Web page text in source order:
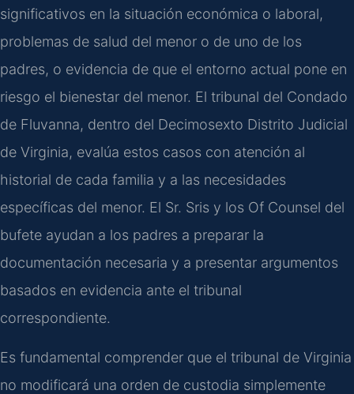
significativos en la situación económica o laboral,
problemas de salud del menor o de uno de los
padres, o evidencia de que el entorno actual pone en
riesgo el bienestar del menor. El tribunal del Condado
de Fluvanna, dentro del Decimosexto Distrito Judicial
de Virginia, evalúa estos casos con atención al
historial de cada familia y a las necesidades
específicas del menor. El Sr. Sris y los Of Counsel del
bufete ayudan a los padres a preparar la
documentación necesaria y a presentar argumentos
basados en evidencia ante el tribunal
correspondiente.
Es fundamental comprender que el tribunal de Virginia
no modificará una orden de custodia simplemente